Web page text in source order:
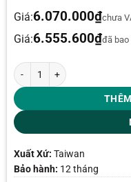
Giá:6.070.000₫chưa
Giá:6.555.600₫đã bao
Nhiệt ẩm kế tự ghi Extech
Xuất Xứ: Taiwan
Bảo hành: 12 tháng